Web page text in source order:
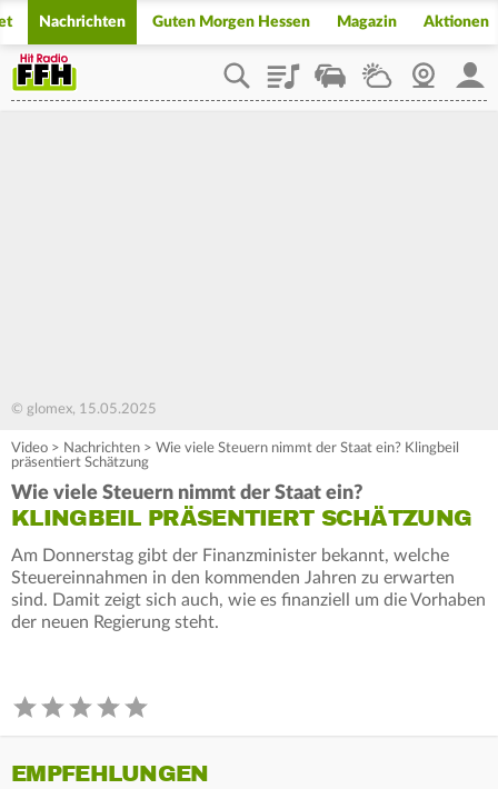
Nachrichten Guten Morgen Hessen Magazin Aktionen
PlaylistStaupilotWetterWebcam
© glomex, 15.05.2025
Video > Nachrichten > Wie viele Steuern nimmt der Staat ein? Klingbeil
präsentiert Schätzung
Wie viele Steuern nimmt der Staat ein?
KLINGBEIL PRÄSENTIERT SCHÄTZUNG
Am Donnerstag gibt der Finanzminister bekannt, welche
Steuereinnahmen in den kommenden Jahren zu erwarten
sind. Damit zeigt sich auch, wie es finanziell um die Vorhaben
der neuen Regierung steht.
EMPFEHLUNGEN